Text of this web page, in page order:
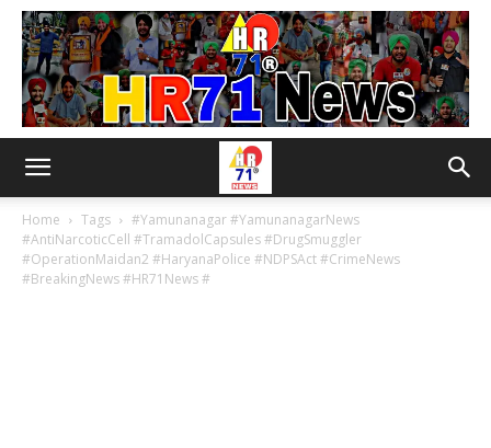
Home Tags
#Yamunanagar #YamunanagarNews
#AntiNarcoticCell #TramadolCapsules #DrugSmuggler
#OperationMaidan2 #HaryanaPolice #NDPSAct #CrimeNews
#BreakingNews #HR71News #